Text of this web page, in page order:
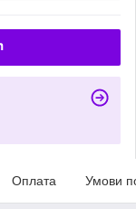
Оплата Умови